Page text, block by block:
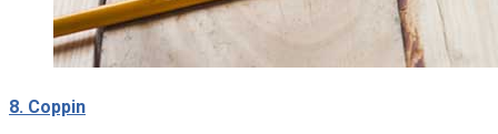
8. Coppin